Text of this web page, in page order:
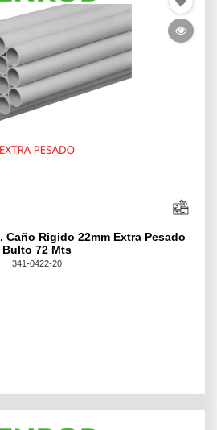
Caño Rigido 22mm Extra Pesado
Bulto 72 Mts
341-0422-20